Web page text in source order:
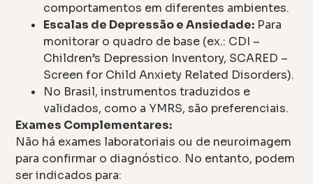
comportamentos em diferentes ambientes.
Escalas de Depressão e Ansiedade: Para
monitorar o quadro de base (ex.: CDI –
Children’s Depression Inventory, SCARED –
Screen for Child Anxiety Related Disorders).
No Brasil, instrumentos traduzidos e
validados, como a YMRS, são preferenciais.
Exames Complementares:
Não há exames laboratoriais ou de neuroimagem
para confirmar o diagnóstico. No entanto, podem
ser indicados para: